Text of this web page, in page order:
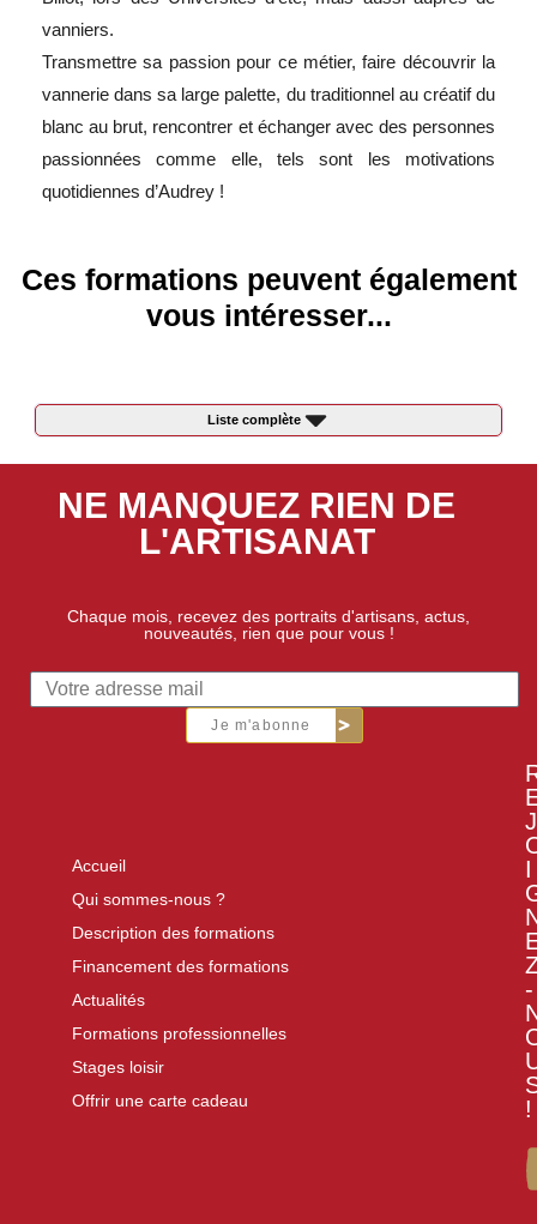
vanniers.
Transmettre sa passion pour ce métier, faire découvrir la
vannerie dans sa large palette, du traditionnel au créatif du
blanc au brut, rencontrer et échanger avec des personnes
passionnées comme elle, tels sont les motivations
quotidiennes d’Audrey !
Ces formations peuvent également
vous intéresser...
Liste complète
NE MANQUEZ RIEN DE
L'ARTISANAT
Chaque mois, recevez des portraits d'artisans, actus,
nouveautés, rien que pour vous !
Je m'abonne
Accueil
Qui sommes-nous ?
Description des formations
Financement des formations
Actualités
Formations professionnelles
Stages loisir
Offrir une carte cadeau
J
I
-
!